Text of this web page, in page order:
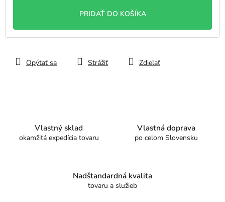
PRIDAŤ DO KOŠÍKA
Opýtať sa Strážiť Zdieľať
Vlastný sklad
okamžitá expedícia tovaru
Vlastná doprava
po celom Slovensku
Nadštandardná kvalita
tovaru a služieb